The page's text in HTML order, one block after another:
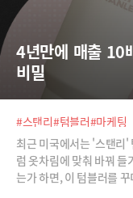
4년만에 매출 10
비밀
#스탠리#텀블러#마케팅
최근 미국에서는 '스탠리'
럼 옷차림에 맞춰 바꿔 들
는가 하면, 이 텀블러를